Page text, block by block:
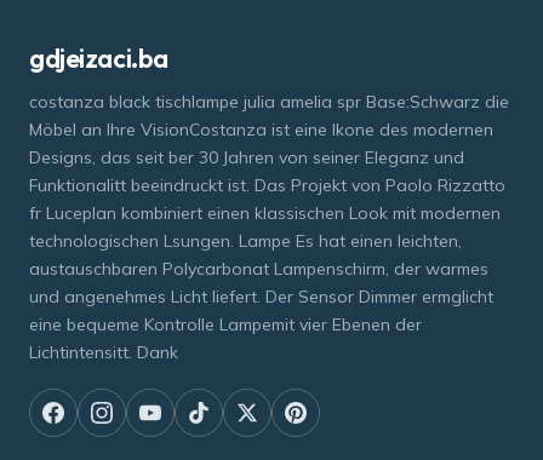
gdjeizaci.ba
costanza black tischlampe julia amelia spr Base:Schwarz die
Möbel an Ihre VisionCostanza ist eine Ikone des modernen
Designs, das seit ber 30 Jahren von seiner Eleganz und
Funktionalitt beeindruckt ist. Das Projekt von Paolo Rizzatto
fr Luceplan kombiniert einen klassischen Look mit modernen
technologischen Lsungen. Lampe Es hat einen leichten,
austauschbaren Polycarbonat Lampenschirm, der warmes
und angenehmes Licht liefert. Der Sensor Dimmer ermglicht
eine bequeme Kontrolle Lampemit vier Ebenen der
Lichtintensitt. Dank